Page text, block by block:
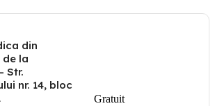
din
de la
Str.
nr. 14, bloc
Gratuit